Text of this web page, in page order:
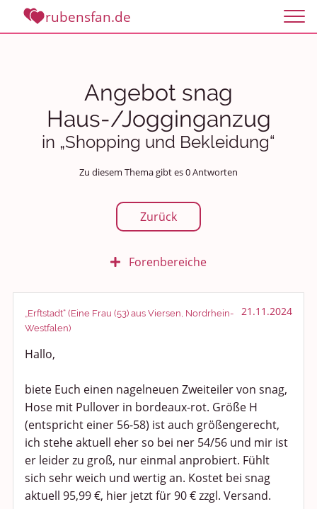
rubensfan.de
Angebot snag
Haus-/Jogginganzug
in „Shopping und Bekleidung“
Zu diesem Thema gibt es 0 Antworten
Zurück
Forenbereiche
Rundum Leben
Politik und Weltgeschehen
Smalltalk
Persönliches
Treffen und Stammtische
Ü100 Party - Fanecke
Gesundheit & Wellness
„Erftstadt“ (Eine Frau (53) aus Viersen, Nordrhein-
Westfalen)
21.11.2024
Hallo,
biete Euch einen nagelneuen Zweiteiler von snag,
Hose mit Pullover in bordeaux-rot. Größe H
(entspricht einer 56-58) ist auch größengerecht,
ich stehe aktuell eher so bei ner 54/56 und mir ist
er leider zu groß, nur einmal anprobiert. Fühlt
sich sehr weich und wertig an. Kostet bei snag
aktuell 95,99 €, hier jetzt für 90 € zzgl. Versand.